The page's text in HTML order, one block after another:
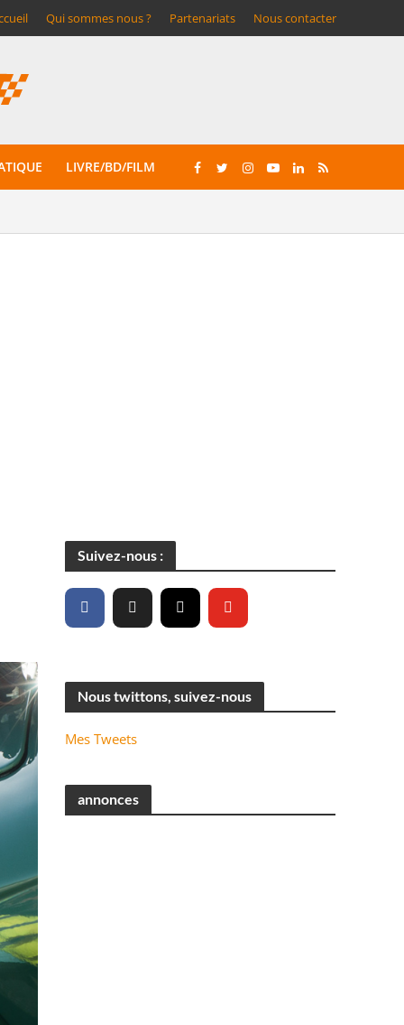
Qui sommes nous ? Partenariats Nous contacter
LIVRE/BD/FILM
Suivez-nous :
Nous twittons, suivez-nous
Mes Tweets
annonces